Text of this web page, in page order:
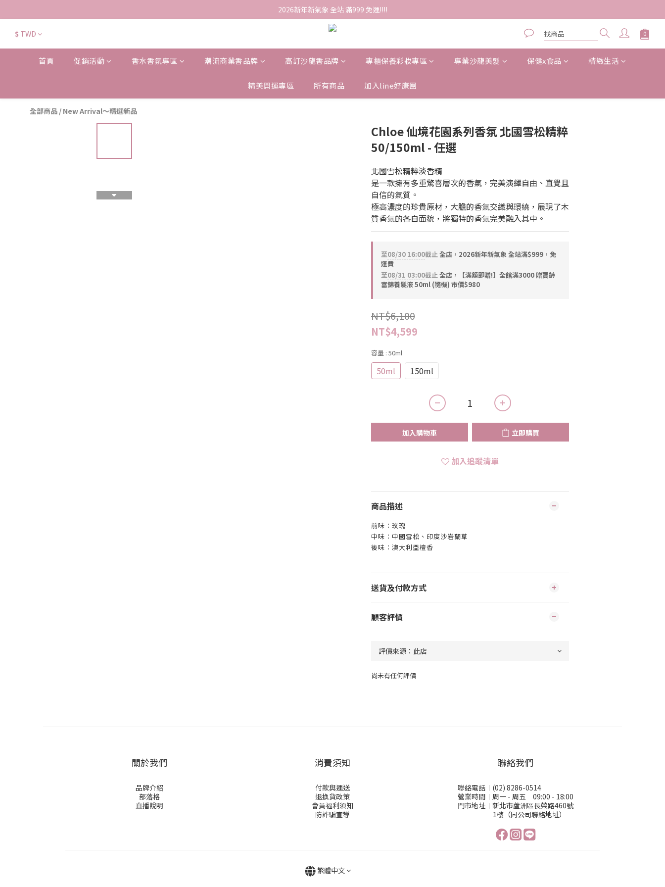
2026新年新氣象 全站 滿999 免運!!!!
$ TWD
首頁 促銷活動 香水香氛專區 潮流商業香品牌 高訂沙龍香品牌 專櫃保養彩妝專區 專業沙龍美髮 保健x食品 精緻生活
精美開運專區 所有商品 加入line好康團
全部商品 / New Arrival～精選新品
Chloe 仙境花園系列香氛 北國雪松精粹
50/150ml - 任選
北國雪松精粹淡香精
是一款擁有多重驚喜層次的香氣，完美演繹自由、直覺且
自信的氣質。
極高濃度的珍貴原材，大膽的香氣交織與環繞，展現了木
質香氣的各自面貌，將獨特的香氣完美融入其中。
至08/30 16:00截止全店，2026新年新氣象 全站滿$999，免
運費
至08/31 03:00截止全店，【滿額即贈!】全館滿3000 贈寶齡
富錦養髮液 50ml (隨機) 市價$980
NT$6,100
NT$4,599
容量 : 50ml
50ml 150ml
加入購物車 立即購買
加入追蹤清單
商品描述
前味：玫瑰
中味：中國雪松、印度沙岩蘭草
後味：澳大利亞檀香
送貨及付款方式
顧客評價
尚未有任何評價
關於我們
品牌介紹
部落格
直播說明
消費須知
付款與運送
退換貨政策
會員福利須知
防詐騙宣導
聯絡我們
聯絡電話︱(02) 8286-0514
營業時間︱周一 - 周五 09:00 - 18:00
門市地址︱新北市蘆洲區長榮路460號
1樓（同公司聯絡地址）
繁體中文